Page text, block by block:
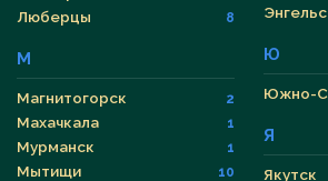
Люберцы 8
М
Магнитогорск 2
Махачкала 1
Мурманск 1
Мытищи 10
Энгельс
Ю
Южно-
Я
Якутск